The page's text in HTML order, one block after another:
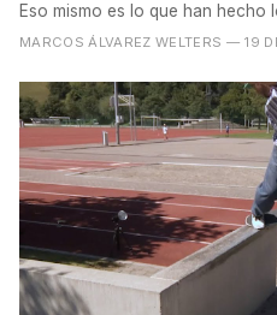
Eso mismo es lo que han hecho
MARCOS ÁLVAREZ WELTERS — 19